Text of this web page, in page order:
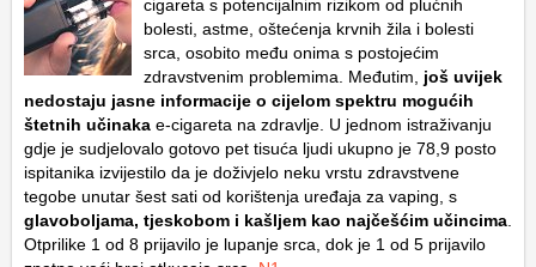
cigareta s potencijalnim rizikom od plućnih
bolesti, astme, oštećenja krvnih žila i bolesti
srca, osobito među onima s postojećim
zdravstvenim problemima. Međutim,
još uvijek
nedostaju jasne informacije o cijelom spektru mogućih
štetnih učinaka e-cigareta na zdravlje. U jednom istraživanju
gdje je sudjelovalo gotovo pet tisuća ljudi ukupno je 78,9 posto
ispitanika izvijestilo da je doživjelo neku vrstu zdravstvene
tegobe unutar šest sati od korištenja uređaja za vaping, s
glavoboljama, tjeskobom i kašljem kao najčešćim učincima
Otprilike 1 od 8 prijavilo je lupanje srca, dok je 1 od 5 prijavilo